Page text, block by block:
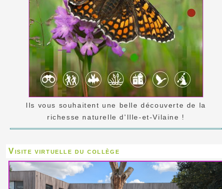
Ils vous souhaitent une belle découverte de la
richesse naturelle d'Ille-et-Vilaine !
Visite virtuelle du collège